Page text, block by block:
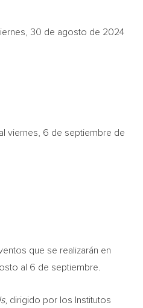
30 de agosto de 2024
viernes, 6 de septiembre de
que se realizarán en
al 6 de septiembre.
, dirigido por los Institutos